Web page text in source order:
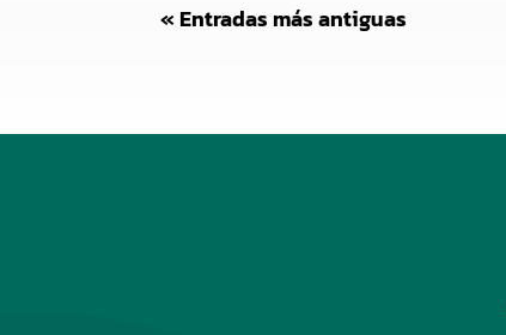
« Entradas más antiguas